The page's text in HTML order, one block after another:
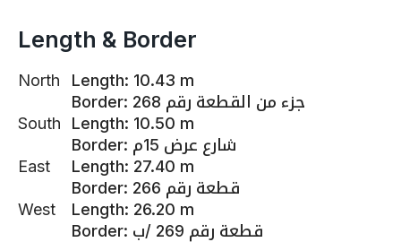
Length & Border
North Length: 10.43 m
Border:
جزء من القطعة رقم 268
South
Length: 10.50 m
Border:
شارع عرض 15م
East
Length: 27.40 m
Border:
قطعة رقم 266
West
Length: 26.20 m
Border: قطعة رقم 269 /ب